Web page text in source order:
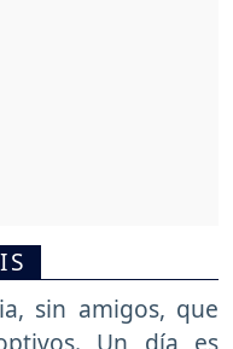
sin amigos, que
Un día es